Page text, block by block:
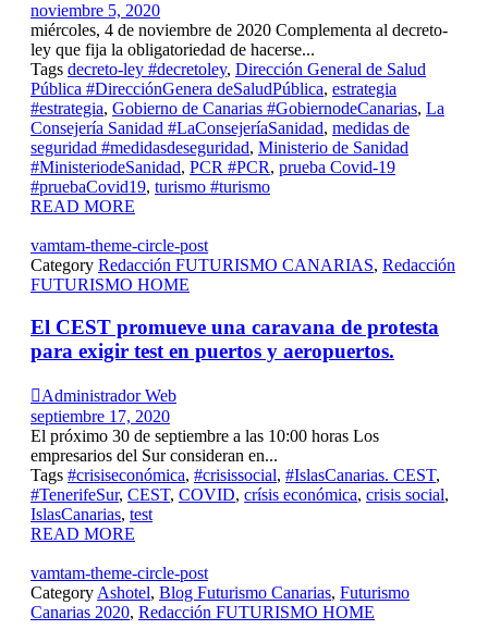
noviembre 5, 2020
miércoles, 4 de noviembre de 2020 Complementa al decreto-
ley que fija la obligatoriedad de hacerse...
Tags decreto-ley #decretoley, Dirección General de Salud
Pública #DirecciónGenera deSaludPública, estrategia
#estrategia, Gobierno de Canarias #GobiernodeCanarias, La
Consejería Sanidad #LaConsejeríaSanidad, medidas de
seguridad #medidasdeseguridad, Ministerio de Sanidad
#MinisteriodeSanidad, PCR #PCR, prueba Covid-19
#pruebaCovid19, turismo #turismo
READ MORE
vamtam-theme-circle-post
Category Redacción FUTURISMO CANARIAS, Redacción
FUTURISMO HOME
El CEST promueve una caravana de protesta
para exigir test en puertos y aeropuertos.
Administrador Web
septiembre 17, 2020
El próximo 30 de septiembre a las 10:00 horas Los
empresarios del Sur consideran en...
Tags #crisiseconómica, #crisissocial, #IslasCanarias. CEST,
#TenerifeSur, CEST, COVID, crísis económica, crisis social,
IslasCanarias, test
READ MORE
vamtam-theme-circle-post
CategoryAshotel, Blog Futurismo Canarias, Futurismo
Canarias 2020, Redacción FUTURISMO HOME